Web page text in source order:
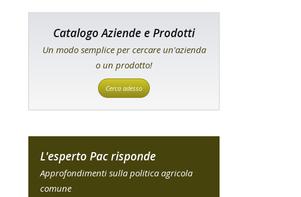
Catalogo Aziende e Prodotti
Un modo semplice per cercare un'azienda
o un prodotto!
Cerca adesso
L'esperto Pac risponde
Approfondimenti sulla politica agricola
comune